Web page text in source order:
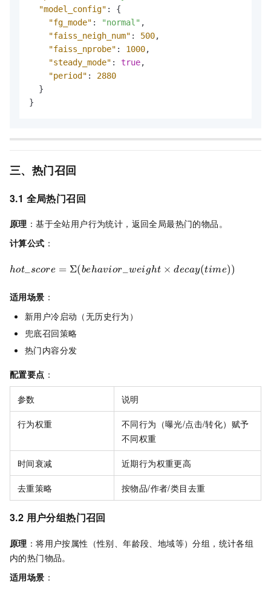
"model_config" :
{
"fg_mode" : "normal" ,
"faiss_neigh_num" : 500,
"faiss_nprobe" : 1000,
"steady_mode" : true,
"period" :
2880
}
}
三、热门召回
3.1 全局热门召回
原理 ：基于全站用户行为统计，返回全局最热门的物品。
计算公式 ：
hot_score = Σ(behavior_weight × decay(time))
适用场景 ：
新用户冷启动（无历史行为）
兜底召回策略
热门内容分发
配置要点 ：
参数 说明
行为权重
不同行为（曝光/点击/转化）赋予
不同权重
时间衰减 近期行为权重更高
去重策略 按物品/作者/类目去重
3.2 用户分组热门召回
原理 ：将用户按属性（性别、年龄段、地域等）分组，统计各组
内的热门物品。
适用场景 ：